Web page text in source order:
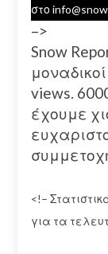
στο
–>
Snow
views.
έχουμε
<!–
για τα